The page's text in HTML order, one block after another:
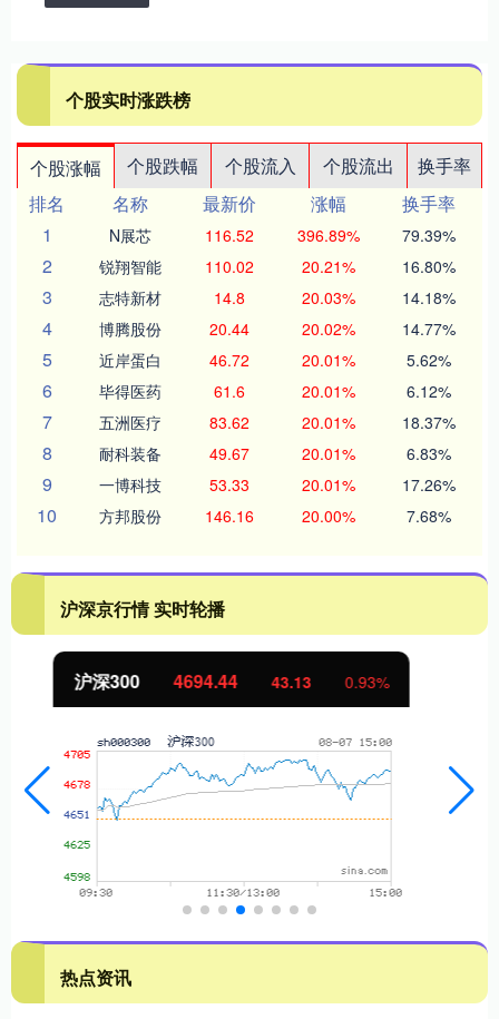
个股实时涨跌榜
个股涨幅 个股跌幅 个股流入 个股流出
换手率
排名
名称 最新价 涨幅
换手率
1
N展芯 116.52 396.89% 79.39%
2 锐翔智能 110.02 20.21% 16.80%
3 志特新材 14.8 20.03% 14.18%
4 博腾股份 20.44 20.02% 14.77%
5 近岸蛋白 46.72 20.01% 5.62%
6 毕得医药 61.6 20.01% 6.12%
7 五洲医疗 83.62 20.01% 18.37%
8 耐科装备 49.67 20.01% 6.83%
9 一博科技 53.33 20.01% 17.26%
10 方邦股份 146.16 20.00% 7.68%
沪深京行情 实时轮播
北证50 1134.24 11.37 1.01%
热点资讯